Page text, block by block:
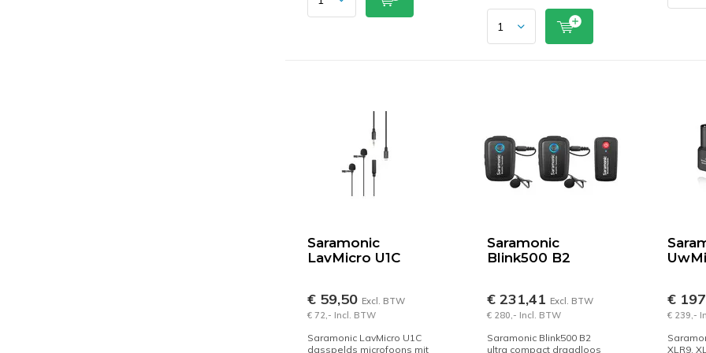
Saramonic
LavMicro U1C
€ 59,50 Excl. BTW
€ 72,- Incl. BTW
Saramonic LavMicro U1C
dasspelds microfoons mit
Saramonic
Blink500 B2
€ 231,41 Excl. BTW
€ 280,- Incl. BTW
Saramonic Blink500 B2
ultra compact draadloos
€
€ 239,-
XLR9,